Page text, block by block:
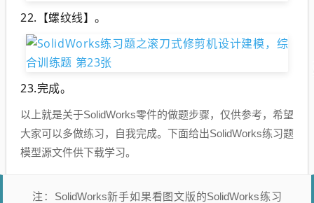
22.【螺纹线】。
23.完成。
以上就是关于SolidWorks零件的做题步骤，仅供参考，希望
大家可以多做练习，自我完成。下面给出SolidWorks练习题
模型源文件供下载学习。
注：SolidWorks新手如果看图文版的SolidWorks练习